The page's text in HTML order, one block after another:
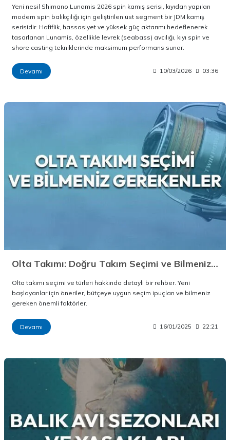
Yeni nesil Shimano Lunamis 2026 spin kamış serisi, kıyıdan yapılan
modern spin balıkçılığı için geliştirilen üst segment bir JDM kamış
serisidir. Hafiflik, hassasiyet ve yüksek güç aktarımı hedeflenerek
tasarlanan Lunamis, özellikle levrek (seabass) avcılığı, kıyı spin ve
shore casting tekniklerinde maksimum performans sunar.
Devamı 10/03/2026 03:36
Olta Takımı: Doğru Takım Seçimi ve Bilmeniz Gerekenler
Olta takımı seçimi ve türleri hakkında detaylı bir rehber. Yeni
başlayanlar için öneriler, bütçeye uygun seçim ipuçları ve bilmeniz
gereken önemli faktörler.
Devamı 16/01/2025 22:21